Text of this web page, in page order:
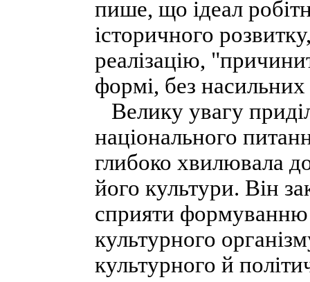
пише, що ідеал
історичного
реалізацію,
формі, без насильних
Велику увагу
національного
глибоко хвилювала
його культури. Він
сприяти формуванню
культурного
культурного й